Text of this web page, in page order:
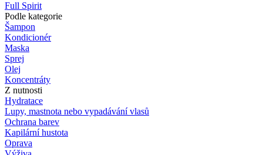
Full Spirit
Podle kategorie
Šampon
Kondicionér
Maska
Sprej
Olej
Koncentráty
Z nutnosti
Hydratace
Lupy, mastnota nebo vypadávání vlasů
Ochrana barev
Kapilární hustota
Oprava